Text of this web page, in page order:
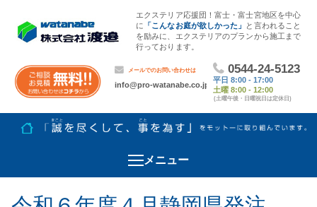
エクステリア応援団！富士・富士宮地区を中心
に 「こんなお庭が欲しかった」
と言われること
を励みに、エクステリアのプランから施工まで
行っております。
メニュー